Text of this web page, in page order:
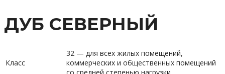
ДУБ СЕВЕРНЫЙ
Класс
32 — для всех жилых помещений,
коммерческих и общественных помещений